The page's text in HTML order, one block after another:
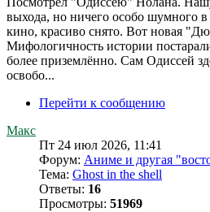
выхода, но ничего особо шумного
кино, красиво снято. Вот новая
Мифологичность истории
более приземлённо. Сам Одиссей
освобо...
Перейти к сообщению
Макс
Пт 24 июл 2026, 11:41
Форум: Аниме и другая
Тема: Ghost in the shell
Ответы: 16
Просмотры: 51969